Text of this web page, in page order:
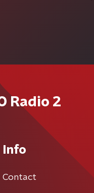
Radio 2
Info
Contact